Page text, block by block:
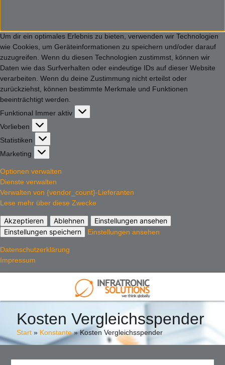
Um dir ein optimales Erlebnis zu bieten, verwenden wir Technologien
wie Cookies, um Geräteinformationen zu speichern und/oder darauf
zuzugreifen. Wenn du diesen Technologien zustimmst, können wir
Daten wie das Surfverhalten oder eindeutige IDs auf dieser Website
verarbeiten. Wenn du deine Zustimmung nicht erteilst oder
zurückziehst, können bestimmte Merkmale und Funktionen
beeinträchtigt werden.
Funktional Immer aktiv
Vorlieben
Vorlieben
Statistiken
Statistiken
Marketing
Marketing
Optionen verwalten
Dienste verwalten
Verwalten von {vendor_count}-Lieferanten
Lese mehr über diese Zwecke
Akzeptieren Ablehnen
Einstellungen ansehen
Einstellungen speichern
Einstellungen ansehen
Datenschutzerklärung
Impressum
Kosten Vergleichsspender
Start» Konstante»Kosten Vergleichsspender